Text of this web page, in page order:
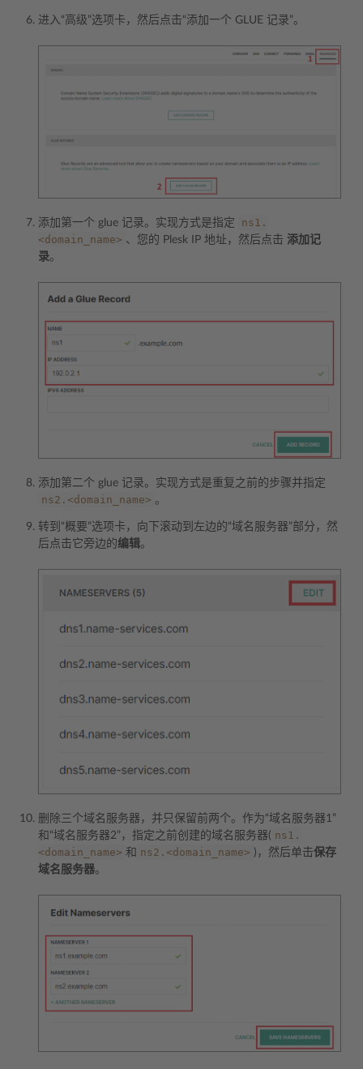
进入“高级”选项卡，然后点击“添加一个 GLUE 记录”。
添加第一个 glue 记录。实现方式是指定
ns1.
<domain_name> 、您的 Plesk IP 地址，然后点击 添加记
录。
添加第二个 glue 记录。实现方式是重复之前的步骤并指定
ns2.<domain_name> 。
转到“概要”选项卡，向下滚动到左边的“域名服务器”部分，然
后点击它旁边的编辑。
删除三个域名服务器，并只保留前两个。作为“域名服务器1”
和“域名服务器2”，指定之前创建的域名服务器( ns1.
<domain_name> 和 ns2.<domain_name> )，然后单击保存
域名服务器。